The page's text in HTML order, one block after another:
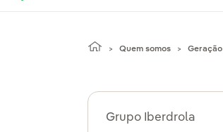
Quem somos Geração
Grupo Iberdrola